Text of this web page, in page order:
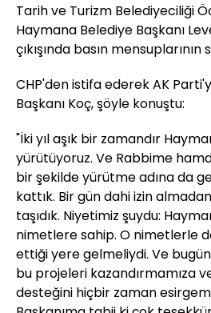
Tarih ve Turizm Belediyeciliği
Haymana Belediye Başkanı
çıkışında basın mensuplarının
CHP'den istifa ederek AK
Başkanı Koç, şöyle konuştu:
"İki yıl aşık bir zamandır
yürütüyoruz. Ve Rabbime
bir şekilde yürütme adına da
kattık. Bir gün dahi izin
taşıdık. Niyetimiz şuydu:
nimetlere sahip. O nimetlerle
ettiği yere gelmeliydi. Ve
bu projeleri kazandırmamıza
desteğini hiçbir zaman